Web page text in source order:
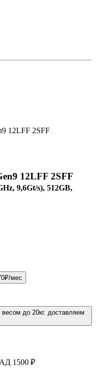
12LFF 2SFF
12LFF 2SFF
9,6Gt/s), 512GB,
мес
до 20кг. доставляем
1500 ₽